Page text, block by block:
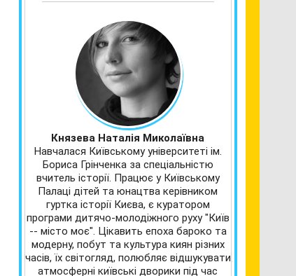
Князева Наталія Миколаївна
Навчалася Київському університеті ім.
Бориса Грінченка за спеціальністю
вчитель історії. Працює у Київському
Палаці дітей та юнацтва керівником
гуртка історії Києва, є куратором
програми дитячо-молодіжного руху "Київ
-- місто моє". Цікавить епоха бароко та
модерну, побут та культура киян різних
часів, їх світогляд, полюбляє відшукувати
атмосферні київські дворики під час